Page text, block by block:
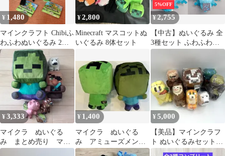
¥ 1,480
マインクラフト Chibiふ
わふわぬいぐるみ 2種
セット
¥2,800
Minecraft マスコットぬ
いぐるみ 8体セット
5%OFF
¥2,755
【中古】ぬいぐるみ 全
3種セット ふわふわア
レイぬいぐるみ
「MINECRAFT -マイン
クラフト-」
¥3,333
マイクラ ぬいぐる
み まとめ売り マイ
ンクラフト
¥ 1,400
マイクラ ぬいぐる
み アミューズメント
景品
¥5,000
【美品】マインクラフ
ト ぬいぐるみセット8